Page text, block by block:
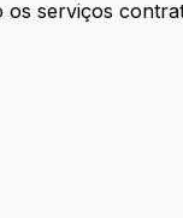
serviços